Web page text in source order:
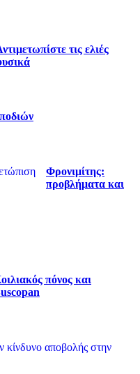
τις ελιές
Φρονιμίτης:
προβλήματα και
πόνος και